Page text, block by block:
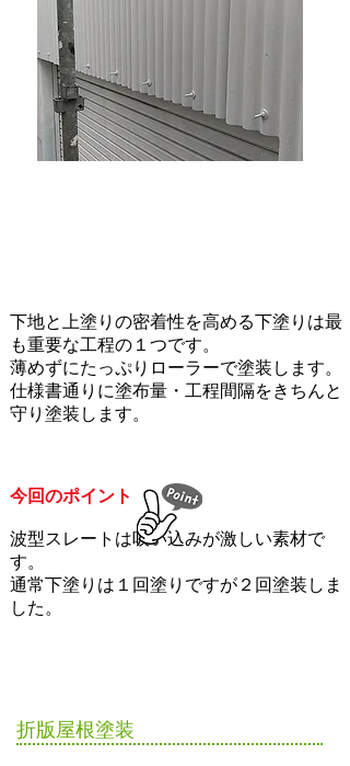
下地と上塗りの密着性を高める下塗りは最
も重要な工程の１つです。
薄めずにたっぷりローラーで塗装します。
仕様書通りに塗布量・工程間隔をきちんと
守り塗装します。
今回のポイント
波型スレートは吸い込みが激しい素材で
す。
通常下塗りは１回塗りですが２回塗装しま
した。
​折版屋根塗装